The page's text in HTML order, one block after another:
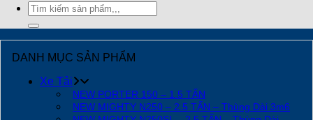
Tìm
kiếm:
DANH MỤC SẢN PHẨM
Xe Tải
NEW PORTER 150 – 1.5 TẤN
NEW MIGHTY N250 – 2.5 TẤN – Thùng Dài 3m6